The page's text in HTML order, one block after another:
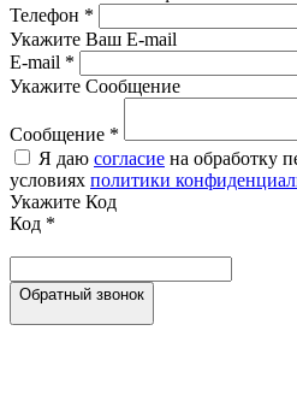
Телефон *
Укажите Ваш E-mail
E-mail *
Укажите Сообщение
Сообщение *
Я даю согласие на обработку
условиях политики
Укажите Код
Код *
Обратный звонок